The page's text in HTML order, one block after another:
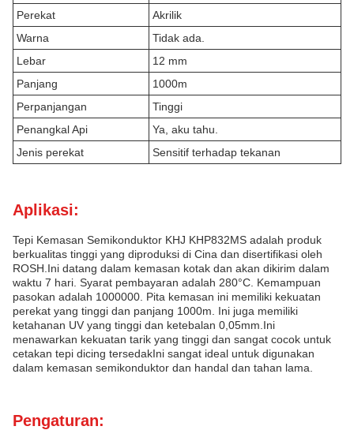
Perekat
Akrilik
Warna
Tidak ada.
Lebar
12 mm
Panjang
1000m
Perpanjangan
Tinggi
Penangkal Api
Ya, aku tahu.
Jenis perekat
Sensitif terhadap tekanan
Aplikasi:
Tepi Kemasan Semikonduktor KHJ KHP832MS adalah produk
berkualitas tinggi yang diproduksi di Cina dan disertifikasi oleh
ROSH.Ini datang dalam kemasan kotak dan akan dikirim dalam
waktu 7 hari. Syarat pembayaran adalah 280°C. Kemampuan
pasokan adalah 1000000. Pita kemasan ini memiliki kekuatan
perekat yang tinggi dan panjang 1000m. Ini juga memiliki
ketahanan UV yang tinggi dan ketebalan 0,05mm.Ini
menawarkan kekuatan tarik yang tinggi dan sangat cocok untuk
cetakan tepi dicing tersedakIni sangat ideal untuk digunakan
dalam kemasan semikonduktor dan handal dan tahan lama.
Pengaturan: